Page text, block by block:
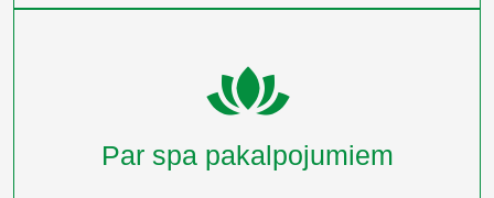
Par spa pakalpojumiem